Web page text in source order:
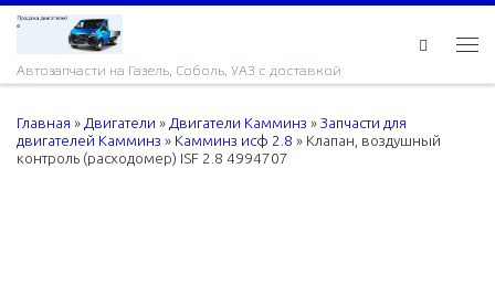
Skip to content
Автозапчасти на Газель, Соболь, УАЗ с доставкой
Главная » Двигатели » Двигатели Камминз » Запчасти для
двигателей Камминз » Камминз исф 2.8 » Клапан, воздушный
контроль (расходомер) ISF 2.8 4994707